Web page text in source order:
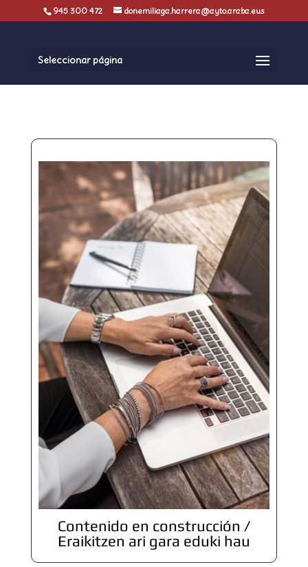
945 300 472 donemiliaga.harrera@ayto.araba.eus
Seleccionar página
Contenido en construcción /
Eraikitzen ari gara eduki hau